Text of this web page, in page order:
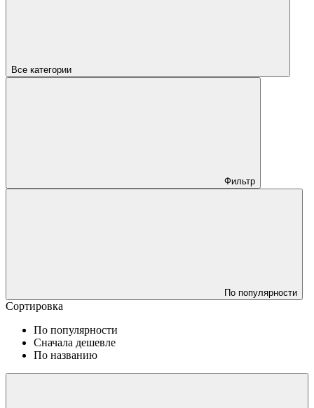
Все категории
Фильтр
По популярности
Сортировка
По популярности
Сначала дешевле
По названию